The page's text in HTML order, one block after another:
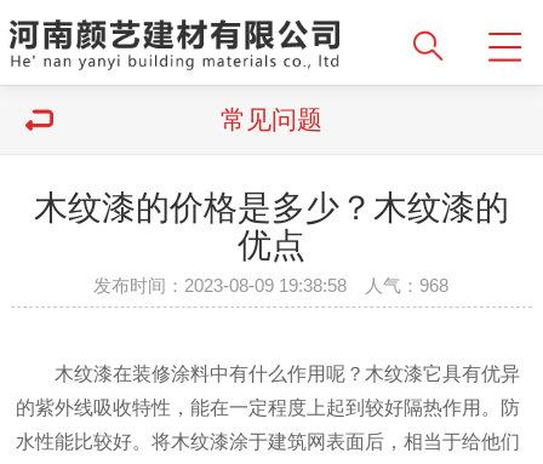
常见问题
木纹漆的价格是多少？木纹漆的
优点
发布时间：2023-08-09 19:38:58 人气：968
木纹漆在装修涂料中有什么作用呢？木纹漆它具有优异
的紫外线吸收特性，能在一定程度上起到较好隔热作用。防
水性能比较好。将木纹漆涂于建筑网表面后，相当于给他们